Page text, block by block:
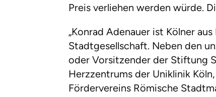
Preis verliehen werden würde.
„Konrad Adenauer ist Kölner
Stadtgesellschaft. Neben den
oder Vorsitzender der Stiftung
Herzzentrums der Uniklinik
Fördervereins Römische